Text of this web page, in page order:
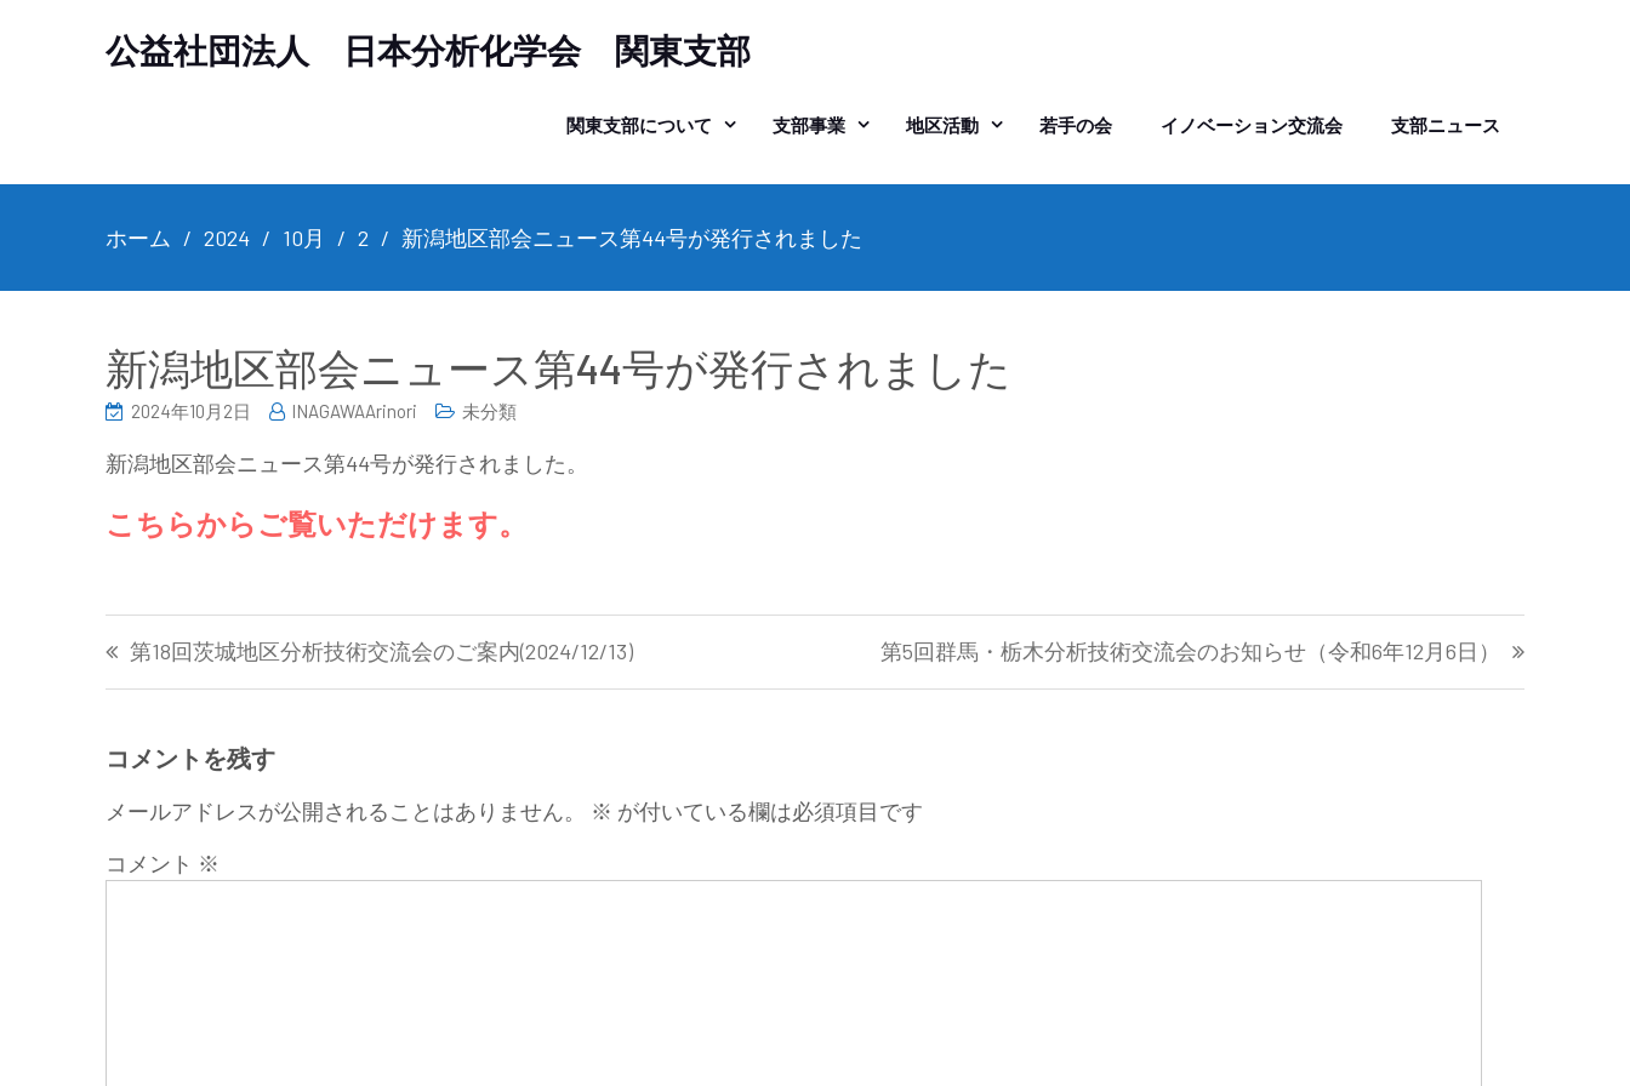
公益社団法人 日本分析化学会 関東支部
関東支部について 支部事業 地区活動 若手の会 イノベーション交流会 支部ニュース
ホーム 2024 10月 2 新潟地区部会ニュース第44号が発行されました
新潟地区部会ニュース第44号が発行されました
2024年10月2日 INAGAWAArinori 未分類
新潟地区部会ニュース第44号が発行されました。
こちらからご覧いただけます。
稿
ナ
ゲ
シ
ョ
ン
第18回茨城地区分析技術交流会のご案内(2024/12/13) 第5回群馬・栃木分析技術交流会のお知らせ（令和6年12月6日）
コメントを残す
メールアドレスが公開されることはありません。 ※ が付いている欄は必須項目です
コメント ※